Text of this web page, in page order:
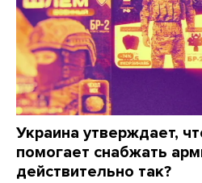
Украина утверждает,
помогает снабжать
действительно так?